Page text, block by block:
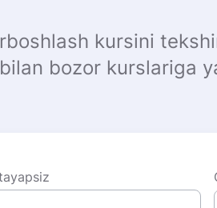
kursini
bozor kurslariga